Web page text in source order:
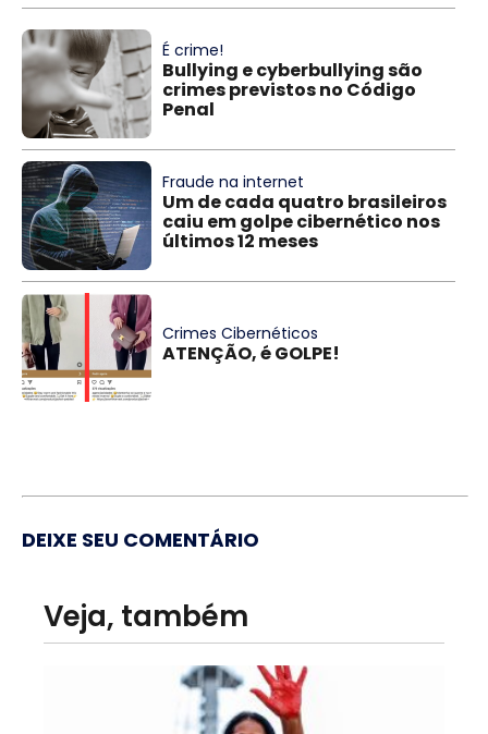
É crime!
Bullying e cyberbullying são
crimes previstos no Código
Penal
Fraude na internet
Um de cada quatro brasileiros
caiu em golpe cibernético nos
últimos 12 meses
Crimes Cibernéticos
ATENÇÃO, é GOLPE!
DEIXE SEU COMENTÁRIO
Veja, também